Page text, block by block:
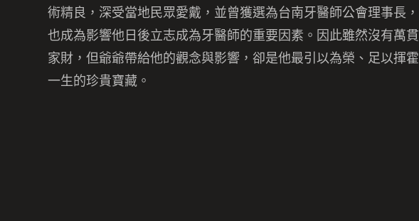
術精良，深受當地民眾愛戴，並曾獲選為台南牙醫師公會理事長，
也成為影響他日後立志成為牙醫師的重要因素。因此雖然沒有萬貫
家財，但爺爺帶給他的觀念與影響，卻是他最引以為榮、足以揮霍
一生的珍貴寶藏。